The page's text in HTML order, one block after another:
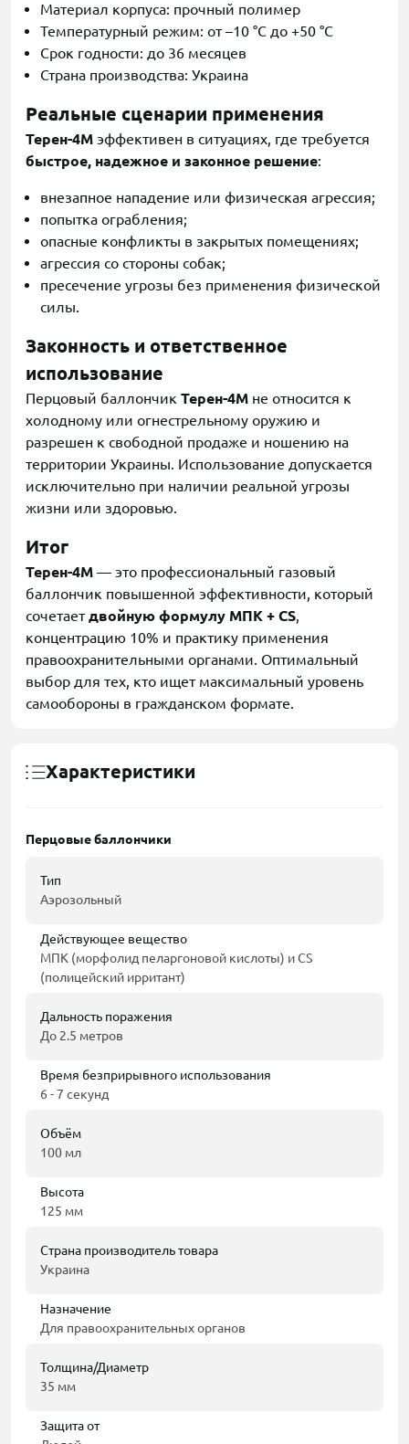
Материал корпуса: прочный полимер
Температурный режим: от –10 °C до +50 °C
Срок годности: до 36 месяцев
Страна производства: Украина
Реальные сценарии применения
Терен-4М эффективен в ситуациях, где требуется
быстрое, надежное и законное решение:
внезапное нападение или физическая агрессия;
попытка ограбления;
опасные конфликты в закрытых помещениях;
агрессия со стороны собак;
пресечение угрозы без применения физической
силы.
Законность и ответственное
использование
Перцовый баллончик Терен-4М не относится к
холодному или огнестрельному оружию и
разрешен к свободной продаже и ношению на
территории Украины. Использование допускается
исключительно при наличии реальной угрозы
жизни или здоровью.
Итог
Терен-4М — это профессиональный газовый
баллончик повышенной эффективности, который
сочетаетдвойную формулу МПК + CS,
концентрацию 10% и практику применения
правоохранительными органами. Оптимальный
выбор для тех, кто ищет максимальный уровень
самообороны в гражданском формате.
Характеристики
Перцовые баллончики
Тип
Аэрозольный
Действующее вещество
МПК (морфолид пеларгоновой кислоты) и CS
(полицейский ирритант)
Дальность поражения
До 2.5 метров
Время безприрывного использования
6 - 7 секунд
Объём
100 мл
Высота
125 мм
Страна производитель товара
Украина
Назначение
Для правоохранительных органов
Толщина/Диаметр
35 мм
Защита от